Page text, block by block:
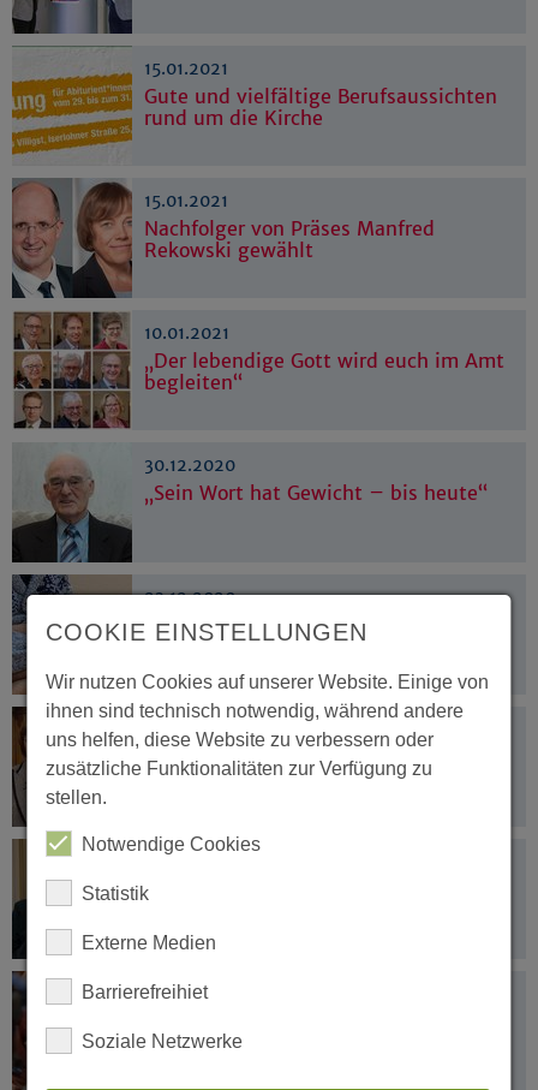
15.01.2021
Gute und vielfältige Berufsaussichten
rund um die Kirche
15.01.2021
Nachfolger von Präses Manfred
Rekowski gewählt
10.01.2021
„Der lebendige Gott wird euch im Amt
begleiten“
30.12.2020
„Sein Wort hat Gewicht – bis heute“
23.12.2020
Weihnachtsbesuche mit Augenmaß
22.12.2020
„Es wird Weihnachten – auch in
diesem verrückten Jahr“
16.12.2020
„Er ist und bleibt eine Nummer für
15.12.2020
Weihnachtsgottesdienste 2020
COOKIE EINSTELLUNGEN
Wir nutzen Cookies auf unserer Website. Einige von
ihnen sind technisch notwendig, während andere
uns helfen, diese Website zu verbessern oder
zusätzliche Funktionalitäten zur Verfügung zu
stellen.
Notwendige Cookies
Statistik
Externe Medien
Barrierefreihiet
Soziale Netzwerke